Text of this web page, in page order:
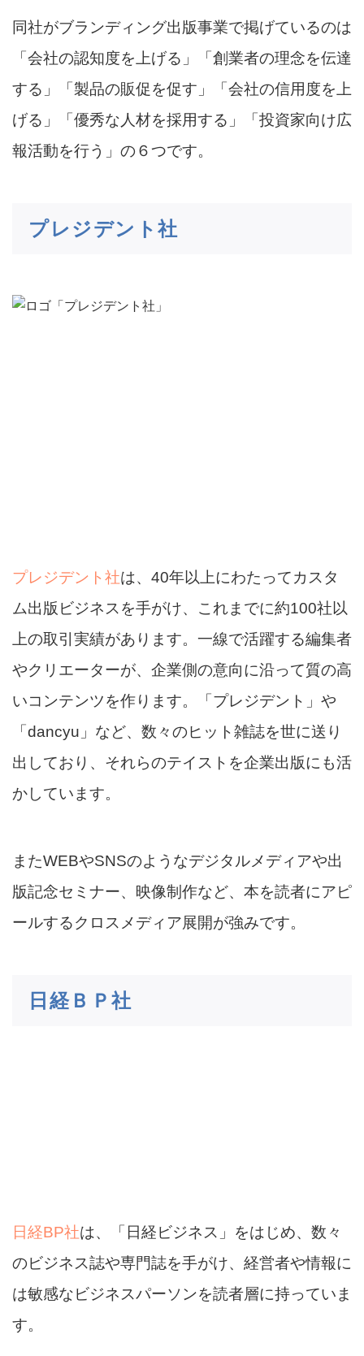
同社がブランディング出版事業で掲げているのは
「会社の認知度を上げる」「創業者の理念を伝達
する」「製品の販促を促す」「会社の信用度を上
げる」「優秀な人材を採用する」「投資家向け広
報活動を行う」の６つです。
プレジデント社
プレジデント社は、40年以上にわたってカスタ
ム出版ビジネスを手がけ、これまでに約100社以
上の取引実績があります。一線で活躍する編集者
やクリエーターが、企業側の意向に沿って質の高
いコンテンツを作ります。「プレジデント」や
「dancyu」など、数々のヒット雑誌を世に送り
出しており、それらのテイストを企業出版にも活
かしています。
またWEBやSNSのようなデジタルメディアや出
版記念セミナー、映像制作など、本を読者にアピ
ールするクロスメディア展開が強みです。
日経ＢＰ社
日経BP社は、「日経ビジネス」をはじめ、数々
のビジネス誌や専門誌を手がけ、経営者や情報に
は敏感なビジネスパーソンを読者層に持っていま
す。